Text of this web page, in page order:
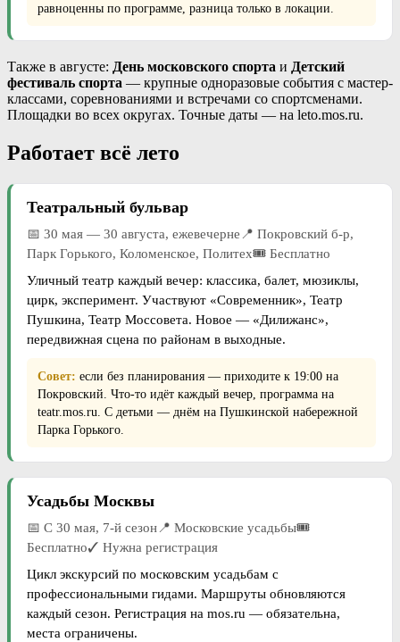
равноценны по программе, разница только в локации.
Также в августе: День московского спорта и Детский
фестиваль спорта — крупные одноразовые события с мастер-
классами, соревнованиями и встречами со спортсменами.
Площадки во всех округах. Точные даты — на leto.mos.ru.
Работает всё лето
Театральный бульвар
📅 30 мая — 30 августа, ежевечерне📍 Покровский б-р,
Парк Горького, Коломенское, Политех🎟 Бесплатно
Уличный театр каждый вечер: классика, балет, мюзиклы,
цирк, эксперимент. Участвуют «Современник», Театр
Пушкина, Театр Моссовета. Новое — «Дилижанс»,
передвижная сцена по районам в выходные.
Совет: если без планирования — приходите к 19:00 на
Покровский. Что-то идёт каждый вечер, программа на
teatr.mos.ru. С детьми — днём на Пушкинской набережной
Парка Горького.
Усадьбы Москвы
📅 С 30 мая, 7-й сезон📍 Московские усадьбы🎟
Бесплатно✓ Нужна регистрация
Цикл экскурсий по московским усадьбам с
профессиональными гидами. Маршруты обновляются
каждый сезон. Регистрация на mos.ru — обязательна,
места ограничены.